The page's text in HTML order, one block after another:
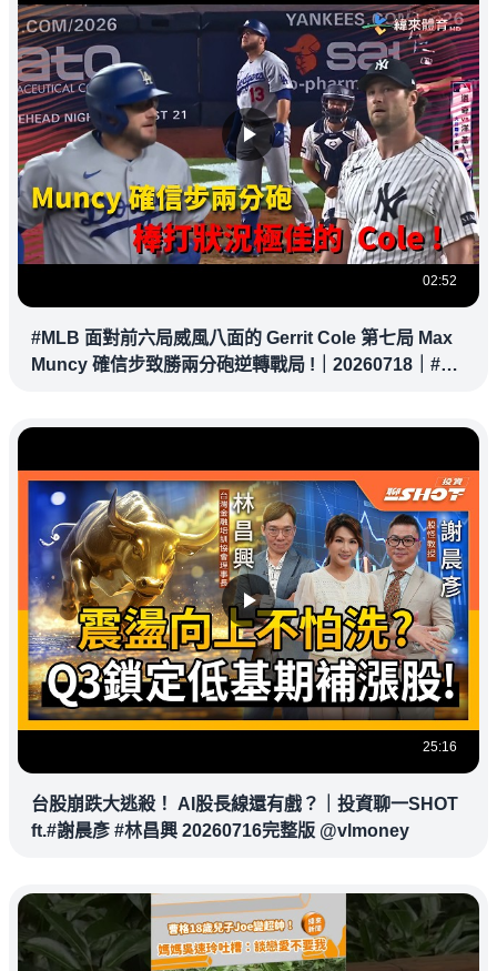
02:52
#MLB 面對前六局威風八面的 Gerrit Cole 第七局 Max
Muncy 確信步致勝兩分砲逆轉戰局 !｜20260718｜#洛
25:16
台股崩跌大逃殺！ AI股長線還有戲？｜投資聊一SHOT
ft.#謝晨彥 #林昌興 20260716完整版 @vlmoney